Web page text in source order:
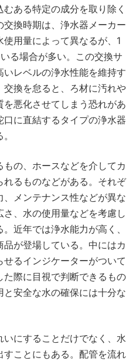
ある特定の成分を取り除く
換時期は、浄水器メーカー
用量によって異なるが、1
る場合が多い。この交換サ
レベルの浄水性能を維持す
換を怠ると、ろ材に汚れや
悪化させてしまう恐れがあ
に直結するタイプの浄水器
の、ホースなどを介してカ
るものなどがある。それぞ
メンテナンス性などが異な
、水の使用量などを考慮し
近年では浄水能力が高く、
が登場している。中にはカ
るインジケーターがついて
際に目視で判断できるもの
安全な水の確保には十分な
にすることだけでなく、水
ことにもある。配管を流れ